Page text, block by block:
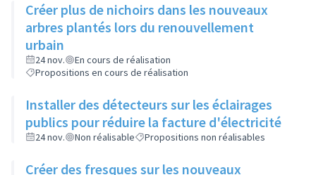
Créer plus de nichoirs dans les nouveaux
arbres plantés lors du renouvellement
urbain
24 nov.
En cours de réalisation
Propositions en cours de réalisation
Installer des détecteurs sur les éclairages
publics pour réduire la facture d'électricité
24 nov. Non réalisable Propositions non réalisables
Créer des fresques sur les nouveaux